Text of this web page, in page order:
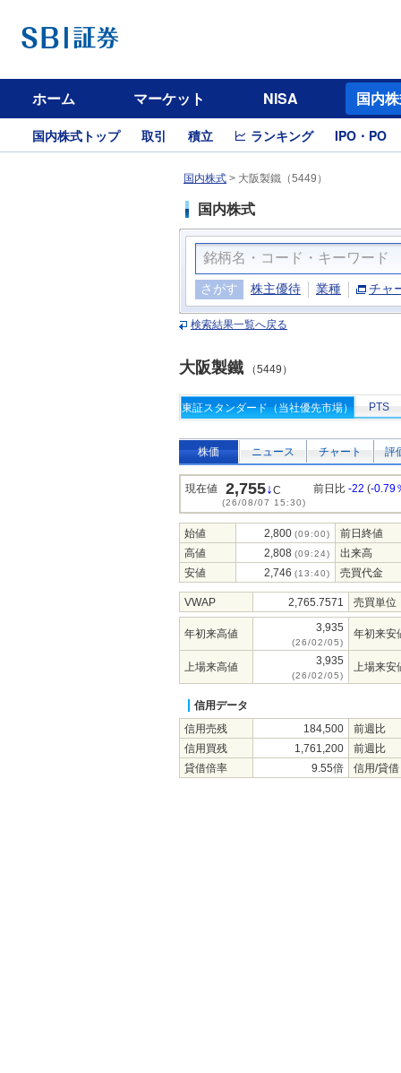
ホーム マーケット NISA 国内
国内株式トップ 取引 積立 ランキング IPO・PO
国内株式 > 大阪製鐵（5449）
国内株式
さがす 株主優待 業種 チャ
検索結果一覧へ戻る
大阪製鐵 （5449）
東証スタンダード（当社優先市場） PTS
株価 ニュース チャート 評
現在値 2,755↓C
(26/08/07 15:30)
前日比 -22 (-0.79
始値 2,800 (09:00)
前日終値
高値
2,808 (09:24)
出来高
安値
2,746 (13:40) 売買代金
VWAP 2,765.7571 売買単位
年初来高値 3,935
(26/02/05)
年初来安
上場来高値 3,935
(26/02/05)
上場来安
信用データ
信用売残
184,500
前週比
信用買残
1,761,200
前週比
貸借倍率
9.55倍 信用/貸借